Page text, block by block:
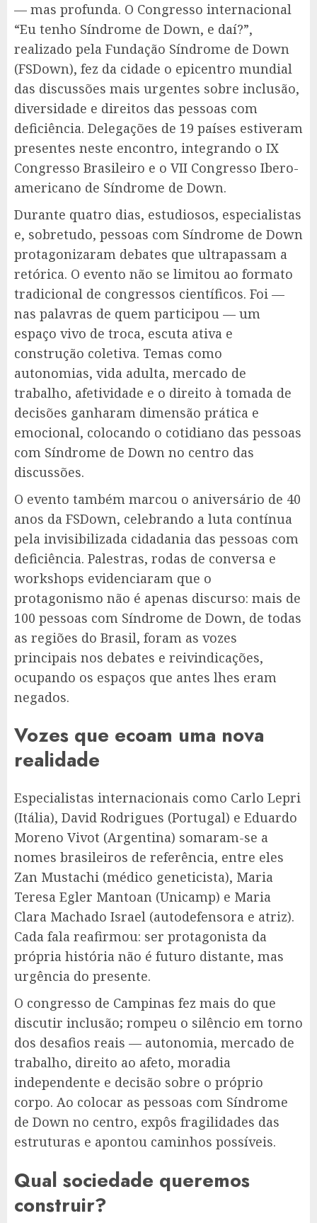
— mas profunda. O Congresso internacional
“Eu tenho Síndrome de Down, e daí?”,
realizado pela Fundação Síndrome de Down
(FSDown), fez da cidade o epicentro mundial
das discussões mais urgentes sobre inclusão,
diversidade e direitos das pessoas com
deficiência. Delegações de 19 países estiveram
presentes neste encontro, integrando o IX
Congresso Brasileiro e o VII Congresso Ibero-
americano de Síndrome de Down.
Durante quatro dias, estudiosos, especialistas
e, sobretudo, pessoas com Síndrome de Down
protagonizaram debates que ultrapassam a
retórica. O evento não se limitou ao formato
tradicional de congressos científicos. Foi —
nas palavras de quem participou — um
espaço vivo de troca, escuta ativa e
construção coletiva. Temas como
autonomias, vida adulta, mercado de
trabalho, afetividade e o direito à tomada de
decisões ganharam dimensão prática e
emocional, colocando o cotidiano das pessoas
com Síndrome de Down no centro das
discussões.
O evento também marcou o aniversário de 40
anos da FSDown, celebrando a luta contínua
pela invisibilizada cidadania das pessoas com
deficiência. Palestras, rodas de conversa e
workshops evidenciaram que o
protagonismo não é apenas discurso: mais de
100 pessoas com Síndrome de Down, de todas
as regiões do Brasil, foram as vozes
principais nos debates e reivindicações,
ocupando os espaços que antes lhes eram
negados.
Vozes que ecoam uma nova
realidade
Especialistas internacionais como Carlo Lepri
(Itália), David Rodrigues (Portugal) e Eduardo
Moreno Vivot (Argentina) somaram-se a
nomes brasileiros de referência, entre eles
Zan Mustachi (médico geneticista), Maria
Teresa Egler Mantoan (Unicamp) e Maria
Clara Machado Israel (autodefensora e atriz).
Cada fala reafirmou: ser protagonista da
própria história não é futuro distante, mas
urgência do presente.
O congresso de Campinas fez mais do que
discutir inclusão; rompeu o silêncio em torno
dos desafios reais — autonomia, mercado de
trabalho, direito ao afeto, moradia
independente e decisão sobre o próprio
corpo. Ao colocar as pessoas com Síndrome
de Down no centro, expôs fragilidades das
estruturas e apontou caminhos possíveis.
Qual sociedade queremos
construir?